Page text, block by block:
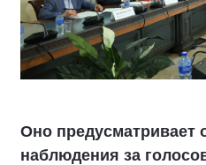
Оно предусматривает
наблюдения за